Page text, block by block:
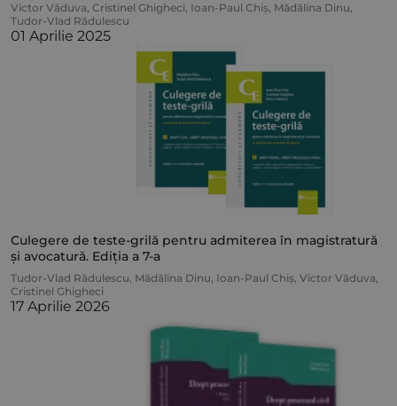
Victor Văduva, Cristinel Ghigheci, Ioan-Paul Chiș, Mădălina Dinu,
Tudor-Vlad Rădulescu
01 Aprilie 2025
Culegere de teste-grilă pentru admiterea în magistratură
și avocatură. Ediția a 7-a
Tudor-Vlad Rădulescu, Mădălina Dinu, Ioan-Paul Chiș, Victor Văduva,
Cristinel Ghigheci
17 Aprilie 2026